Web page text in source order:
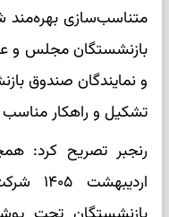
متناسب‌سازی بهره‌مند
بازنشستگان مجلس و
و نمایندگان صندوق
تشکیل و راهکار
رنجبر تصریح کرد: